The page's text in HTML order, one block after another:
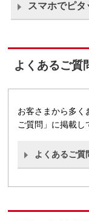
スマホでピタ
よくあるご質
お客さまから多く
ご質問」に掲載し
よくあるご質